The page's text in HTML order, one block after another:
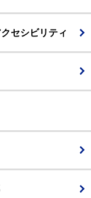
セシビリティ